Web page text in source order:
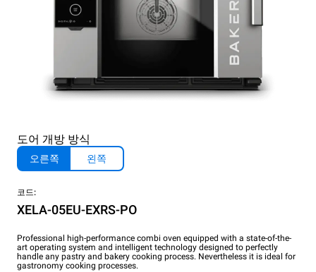
도어 개방 방식
오른쪽 왼쪽
코드:
XELA-05EU-EXRS-PO
Professional high-performance combi oven equipped with a state-of-the-
art operating system and intelligent technology designed to perfectly
handle any pastry and bakery cooking process. Nevertheless it is ideal for
gastronomy cooking processes.